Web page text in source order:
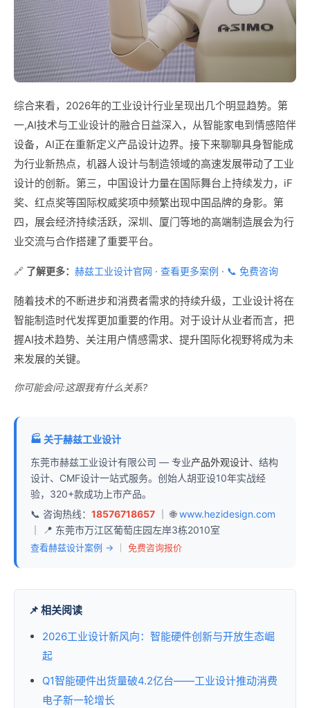
综合来看，2026年的工业设计行业呈现出几个明显趋势。第
一,AI技术与工业设计的融合日益深入，从智能家电到情感陪伴
设备，AI正在重新定义产品设计边界。接下来聊聊具身智能成
为行业新热点，机器人设计与制造领域的高速发展带动了工业
设计的创新。第三，中国设计力量在国际舞台上持续发力，iF
奖、红点奖等国际权威奖项中频繁出现中国品牌的身影。第
四，展会经济持续活跃，深圳、厦门等地的高端制造展会为行
业交流与合作搭建了重要平台。
🔗 了解更多： 赫兹工业设计官网 · 查看更多案例 · 📞 免费咨询
随着技术的不断进步和消费者需求的持续升级，工业设计将在
智能制造时代发挥更加重要的作用。对于设计从业者而言，把
握AI技术趋势、关注用户情感需求、提升国际化视野将成为未
来发展的关键。
你可能会问:这跟我有什么关系?
🏭 关于赫兹工业设计
东莞市赫兹工业设计有限公司 — 专业产品外观设计、结构
设计、CMF设计一站式服务。创始人胡亚设10年实战经
验，320+款成功上市产品。
📞 咨询热线： 18576718657 ｜ 🌐www.hezidesign.com
｜ 📍 东莞市万江区葡萄庄园左岸3栋2010室
查看赫兹设计案例 → 免费咨询报价
📌 相关阅读
2026工业设计新风向：智能硬件创新与开放生态崛
起
Q1智能硬件出货量破4.2亿台——工业设计推动消费
电子新一轮增长